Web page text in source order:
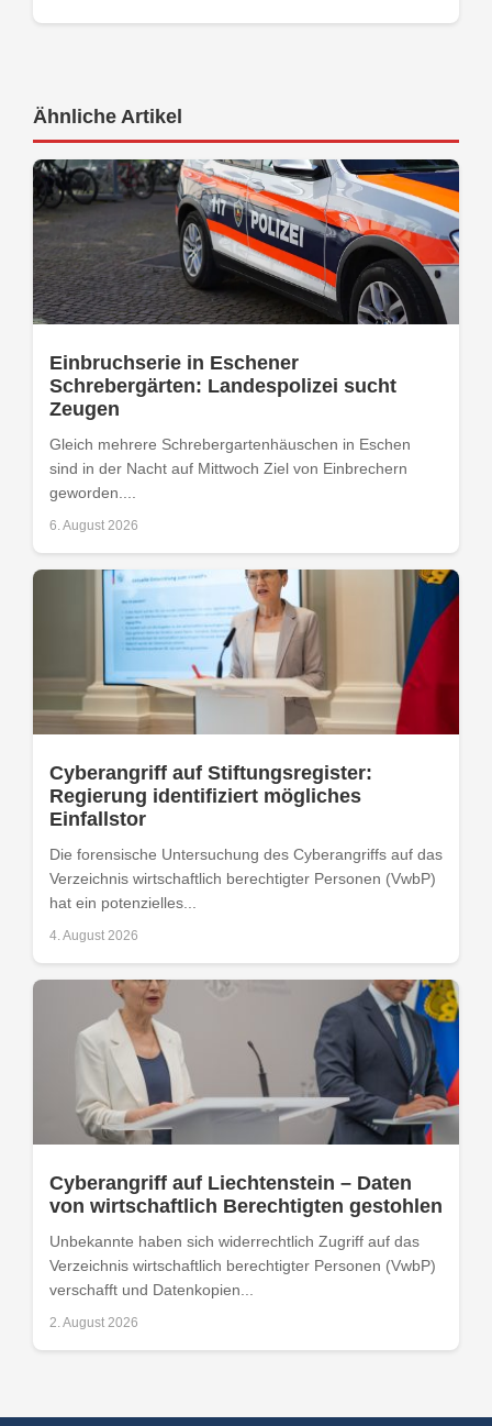
Ähnliche Artikel
Einbruchserie in Eschener
Schrebergärten: Landespolizei sucht
Zeugen
Gleich mehrere Schrebergartenhäuschen in Eschen
sind in der Nacht auf Mittwoch Ziel von Einbrechern
geworden....
6. August 2026
Cyberangriff auf Stiftungsregister:
Regierung identifiziert mögliches
Einfallstor
Die forensische Untersuchung des Cyberangriffs auf das
Verzeichnis wirtschaftlich berechtigter Personen (VwbP)
hat ein potenzielles...
4. August 2026
Cyberangriff auf Liechtenstein – Daten
von wirtschaftlich Berechtigten gestohlen
Unbekannte haben sich widerrechtlich Zugriff auf das
Verzeichnis wirtschaftlich berechtigter Personen (VwbP)
verschafft und Datenkopien...
2. August 2026